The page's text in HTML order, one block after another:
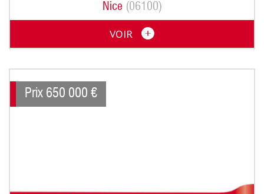
Nice (06100)
VOIR
Prix 650 000 €